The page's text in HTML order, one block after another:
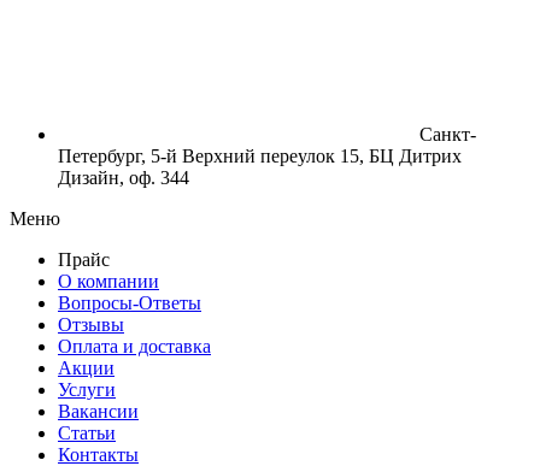
Санкт-
Петербург, 5-й Верхний переулок 15, БЦ Дитрих
Дизайн, оф. 344
Меню
Прайс
О компании
Вопросы-Ответы
Отзывы
Оплата и доставка
Акции
Услуги
Вакансии
Статьи
Контакты